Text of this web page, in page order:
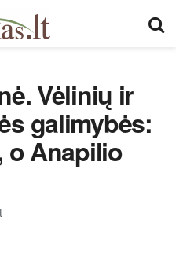
Vėlinių ir
galimybės:
o Anapilio